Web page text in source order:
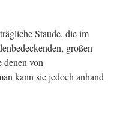
Staude, die im
großen
von
kann sie jedoch anhand